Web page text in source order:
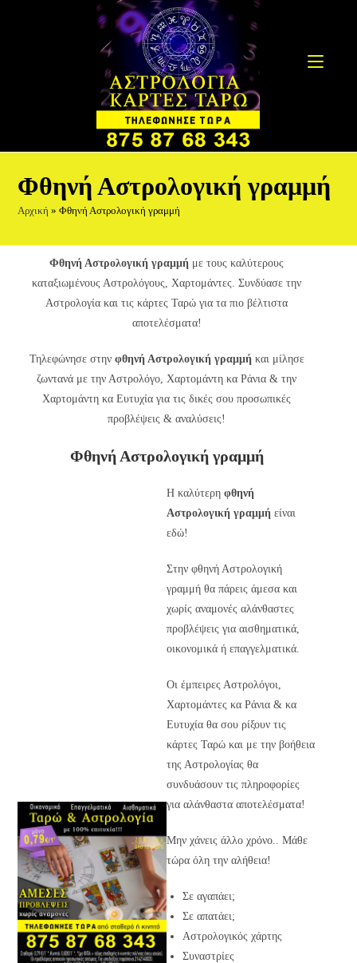
o
t
Φθηνή Αστρολογική γραμμή
Αρχική »Φθηνή Αστρολογική γραμμή
Φθηνή Αστρολογική γραμμή με τους καλύτερους
καταξιωμένους Αστρολόγους, Χαρτομάντες. Συνδύασε την
Αστρολογία και τις κάρτες Ταρώ για τα πιο βέλτιστα
αποτελέσματα!
Τηλεφώνησε στην φθηνή Αστρολογική γραμμή και μίλησε
ζωντανά με την Αστρολόγο, Χαρτομάντη κα Ράνια & την
Χαρτομάντη κα Ευτυχία για τις δικές σου προσωπικές
προβλέψεις & αναλύσεις!
Φθηνή Αστρολογική γραμμή
Η καλύτερη φθηνή
Αστρολογική γραμμή είναι
εδώ!
Στην φθηνή Αστρολογική
γραμμή θα πάρεις άμεσα και
χωρίς αναμονές αλάνθαστες
προβλέψεις για αισθηματικά,
οικονομικά ή επαγγελματικά.
Οι έμπειρες Αστρολόγοι,
Χαρτομάντες κα Ράνια & κα
Ευτυχία θα σου ρίξουν τις
κάρτες Ταρώ και με την βοήθεια
της Αστρολογίας θα
συνδυάσουν τις πληροφορίες
για αλάνθαστα αποτελέσματα!
Μην χάνεις άλλο χρόνο.. Μάθε
τώρα όλη την αλήθεια!
Σε αγαπάει;
Σε απατάει;
Αστρολογικός χάρτης
Συναστρίες